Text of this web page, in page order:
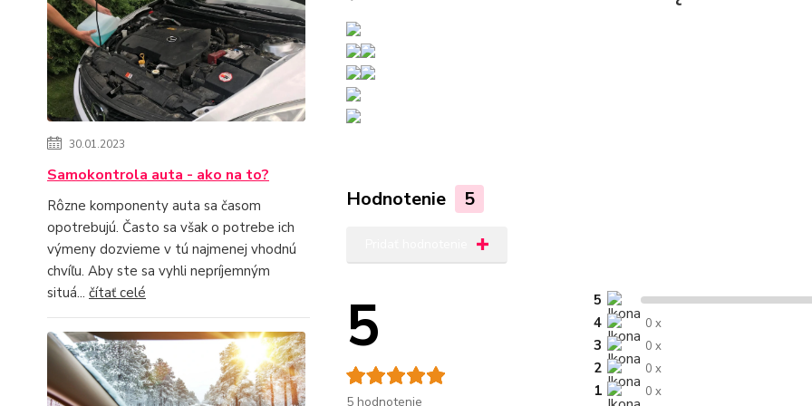
30.01.2023
Samokontrola auta - ako na to?
Rôzne komponenty auta sa časom
opotrebujú. Často sa však o potrebe ich
výmeny dozvieme v tú najmenej vhodnú
chvíľu. Aby ste sa vyhli nepríjemným
situá... čítať celé
Hodnotenie 5
5
5 hodnotenie
5
4
0 x
3 0 x
2 0 x
1 0 x